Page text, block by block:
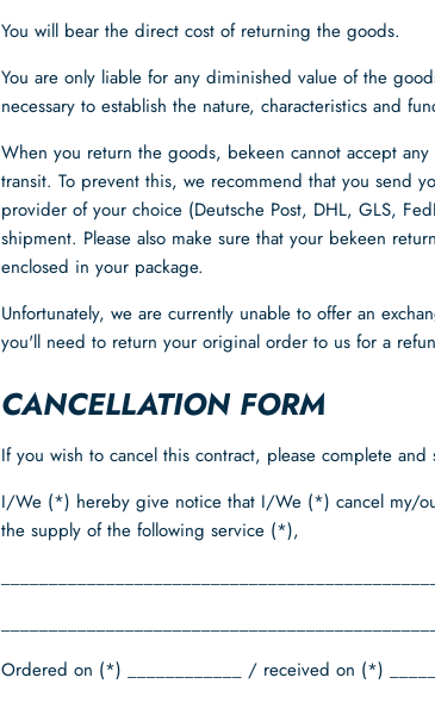
You will bear the direct cost of returning the goods.
You are only liable for any diminished value of the
necessary to establish the nature, characteristics and
When you return the goods, bekeen cannot accept
transit. To prevent this, we recommend that you send
provider of your choice (Deutsche Post, DHL, GLS,
shipment. Please also make sure that your bekeen
enclosed in your package.
Unfortunately, we are currently unable to offer an
you'll need to return your original order to us for a
CANCELLATION FORM
If you wish to cancel this contract, please complete
I/We (*) hereby give notice that I/We (*) cancel my/
the supply of the following service (*),
Ordered on (*) ____________ / received on (*)